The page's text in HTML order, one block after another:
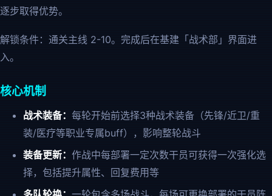
逐步取得优势。
解锁条件：通关主线 2-10。完成后在基建「战术部」界面进
入。
核心机制
战术装备： 每轮开始前选择3种战术装备（先锋/近卫/重
装/医疗等职业专属buff），影响整轮战斗
装备更新： 作战中每部署一定次数干员可获得一次强化选
择，包括提升属性、回复费用等